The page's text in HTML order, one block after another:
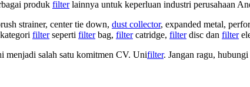
produk filterlainnya untuk keperluan industri perusahaan
strainer, center tie down, dust collector, expanded metal,
filterseperti filterbag, filtercatridge, filterdisc dan filter
menjadi salah satu komitmen CV. Unifilter. Jangan ragu,